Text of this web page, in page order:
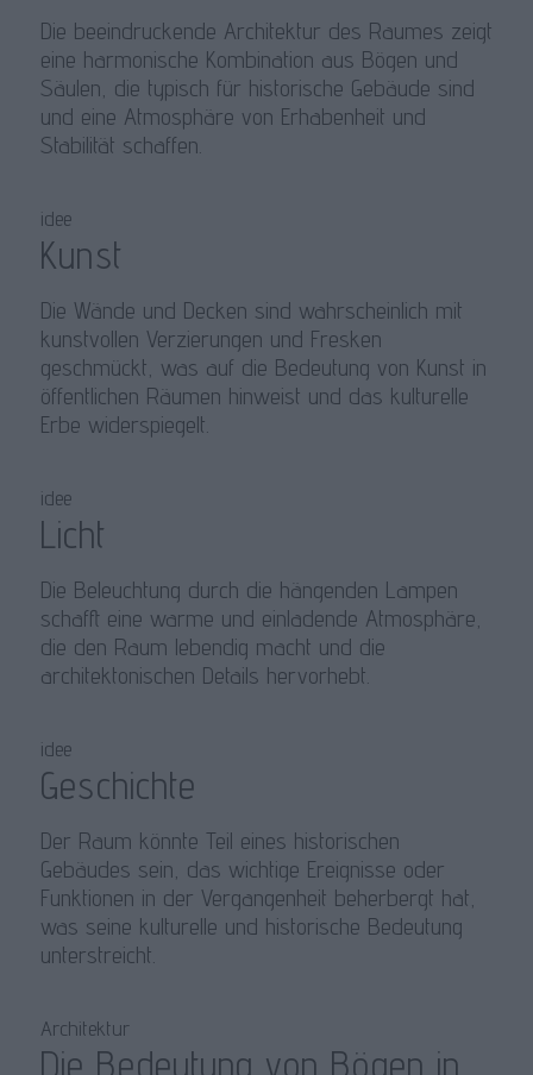
Die beeindruckende Architektur des Raumes zeigt
eine harmonische Kombination aus Bögen und
Säulen, die typisch für historische Gebäude sind
und eine Atmosphäre von Erhabenheit und
Stabilität schaffen.
idee
Kunst
Die Wände und Decken sind wahrscheinlich mit
kunstvollen Verzierungen und Fresken
geschmückt, was auf die Bedeutung von Kunst in
öffentlichen Räumen hinweist und das kulturelle
Erbe widerspiegelt.
idee
Licht
Die Beleuchtung durch die hängenden Lampen
schafft eine warme und einladende Atmosphäre,
die den Raum lebendig macht und die
architektonischen Details hervorhebt.
idee
Geschichte
Der Raum könnte Teil eines historischen
Gebäudes sein, das wichtige Ereignisse oder
Funktionen in der Vergangenheit beherbergt hat,
was seine kulturelle und historische Bedeutung
unterstreicht.
Architektur
Die Bedeutung von Bögen in